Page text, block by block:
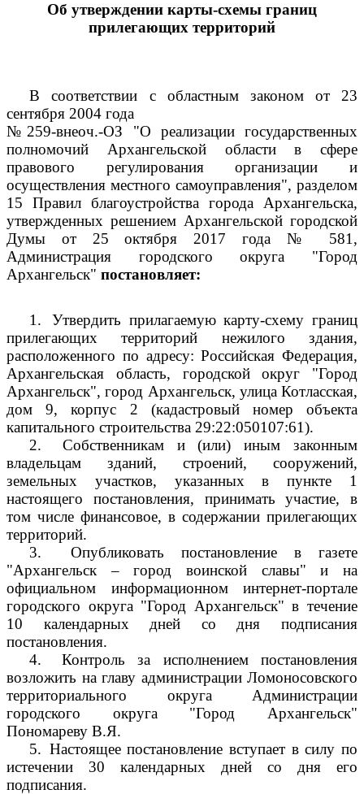
Об утверждении карты-схемы границ
прилегающих территорий
В соответствии с областным законом от 23
сентября 2004 года
№259-внеоч.-ОЗ "О реализации государственных
полномочий Архангельской области в сфере
правового регулирования организации и
осуществления местного самоуправления", разделом
15 Правил благоустройства города Архангельска,
утвержденных решением Архангельской городской
Думы от 25 октября 2017 года № 581,
Администрация городского округа "Город
Архангельск" постановляет:
1.
Утвердить прилагаемую карту-схему границ
прилегающих территорий нежилого здания,
расположенного по адресу: Российская Федерация,
Архангельская область, городской округ "Город
Архангельск", город Архангельск, улица Котласская,
дом 9, корпус 2 (кадастровый номер объекта
капитального строительства 29:22:050107:61).
2.
Собственникам и (или) иным законным
владельцам зданий, строений, сооружений,
земельных участков, указанных в пункте 1
настоящего постановления, принимать участие, в
том числе финансовое, в содержании прилегающих
территорий.
3.
Опубликовать постановление в газете
"Архангельск – город воинской славы" и на
официальном информационном интернет-портале
городского округа "Город Архангельск" в течение
10 календарных дней со дня подписания
постановления.
4.
Контроль за исполнением постановления
возложить на главу администрации Ломоносовского
территориального округа Администрации
городского округа "Город Архангельск"
Пономареву В.Я.
5. Настоящее постановление вступает в силу по
истечении 30 календарных дней со дня его
подписания.